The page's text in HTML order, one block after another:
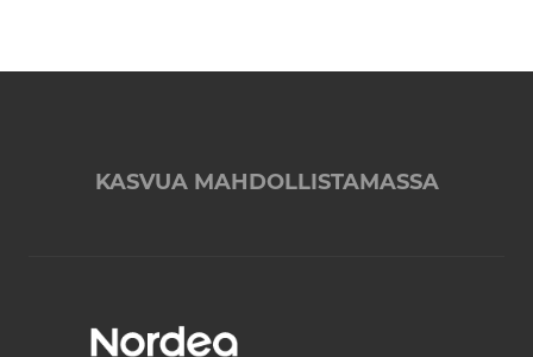
KASVUA MAHDOLLISTAMASSA